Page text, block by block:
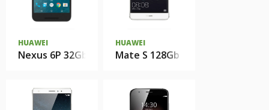
HUAWEI
Nexus 6P 32Gb
HUAWEI
Mate S 128Gb